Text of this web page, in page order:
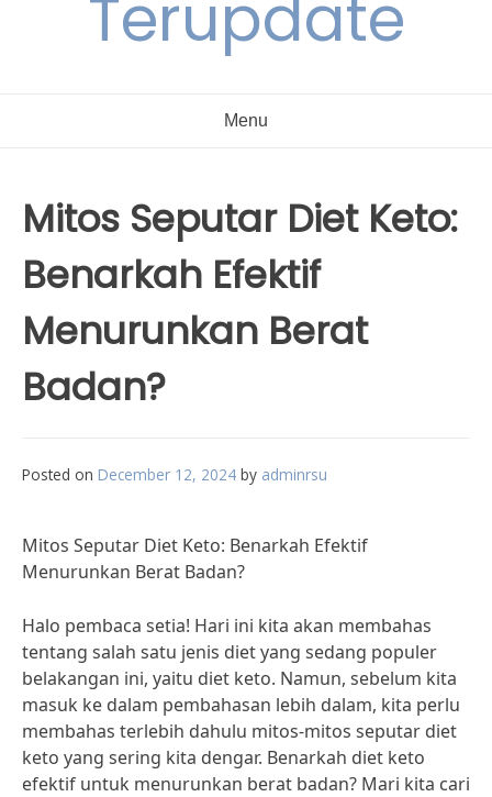
Terupdate
Menu
Mitos Seputar Diet Keto:
Benarkah Efektif
Menurunkan Berat
Badan?
Posted on December 12, 2024 by adminrsu
Mitos Seputar Diet Keto: Benarkah Efektif
Menurunkan Berat Badan?
Halo pembaca setia! Hari ini kita akan membahas
tentang salah satu jenis diet yang sedang populer
belakangan ini, yaitu diet keto. Namun, sebelum kita
masuk ke dalam pembahasan lebih dalam, kita perlu
membahas terlebih dahulu mitos-mitos seputar diet
keto yang sering kita dengar. Benarkah diet keto
efektif untuk menurunkan berat badan? Mari kita cari